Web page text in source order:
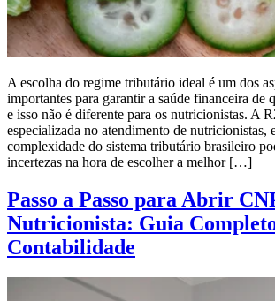
A escolha do regime tributário ideal é um dos
importantes para garantir a saúde financeira de
e isso não é diferente para os nutricionistas. A
especializada no atendimento de nutricionistas,
complexidade do sistema tributário brasileiro
incertezas na hora de escolher a melhor […]
Passo a Passo para Abrir
Nutricionista: Guia
Contabilidade